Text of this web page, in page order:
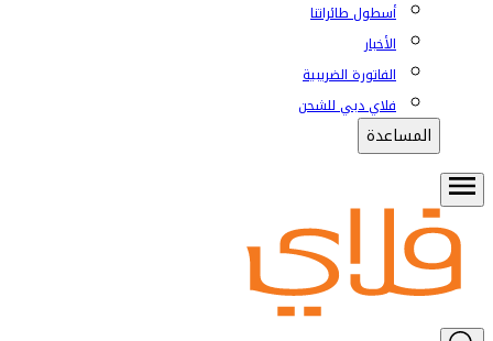
أسطول طائراتنا
الأخبار
الفاتورة الضريبية
فلاي دبي للشحن
المساعدة